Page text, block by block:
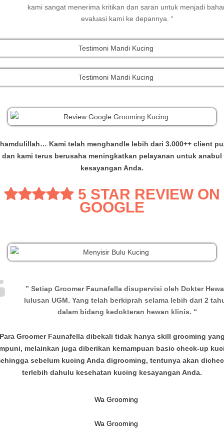
kami sangat menerima kritikan dan saran untuk menjadi
evaluasi kami ke depannya. “
Kami telah menghandle lebih dari 3.000++ client
dan kami terus berusaha meningkatkan pelayanan untuk anabul
kesayangan Anda.
5 STAR REVIEW ON
GOOGLE
” Setiap Groomer Faunafella disupervisi oleh Dokter
lulusan UGM. Yang telah berkiprah selama lebih dari 2
dalam bidang kedokteran hewan klinis. “
Groomer Faunafella dibekali tidak hanya skill grooming
melainkan juga diberikan kemampuan basic check-up
sebelum kucing Anda digrooming, tentunya akan
terlebih dahulu kesehatan kucing kesayangan Anda.